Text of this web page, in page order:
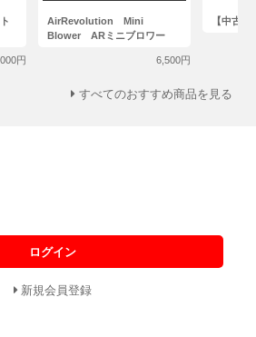
円
AirRevolution Mini
Blower ARミニブロワー
6,500円
【中古
すべてのおすすめ商品を見る
ログイン
新規会員登録